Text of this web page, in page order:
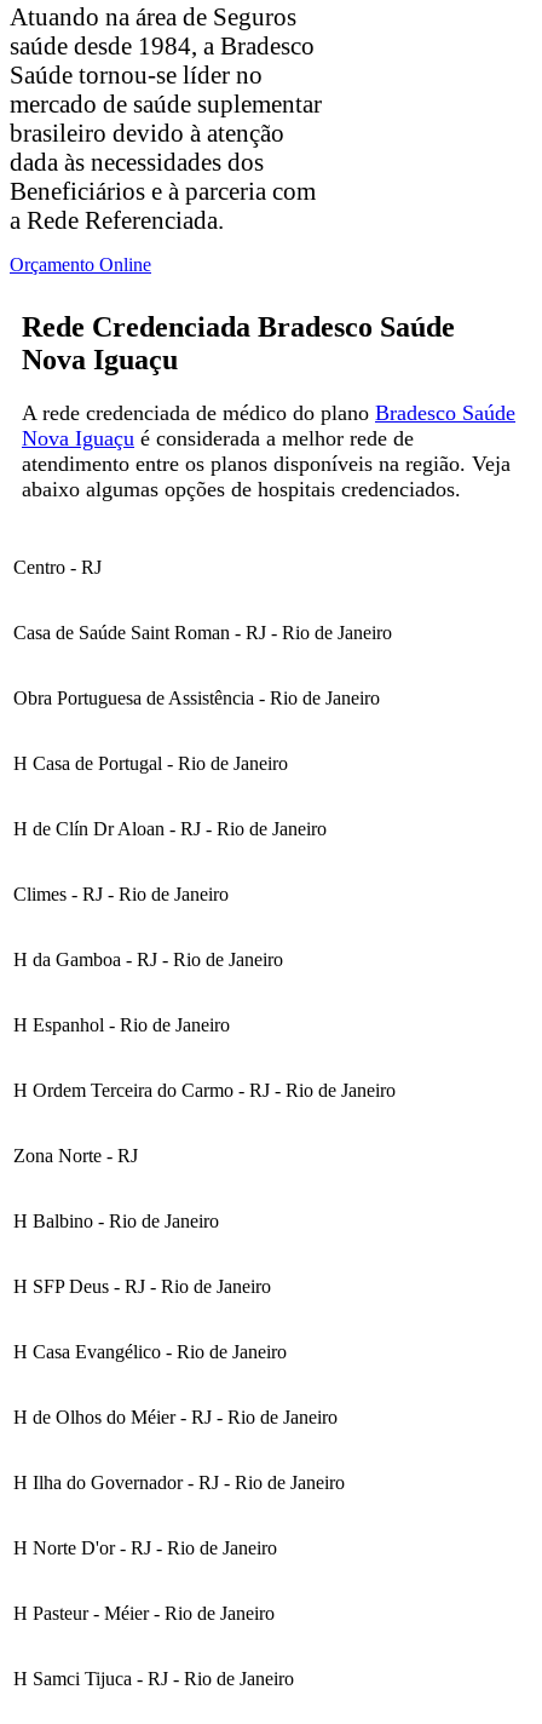
Atuando na área de Seguros
saúde desde 1984, a Bradesco
Saúde tornou-se líder no
mercado de saúde suplementar
brasileiro devido à atenção
dada às necessidades dos
Beneficiários e à parceria com
a Rede Referenciada.
Orçamento Online
Rede Credenciada Bradesco Saúde
Nova Iguaçu
A rede credenciada de médico do plano Bradesco Saúde
Nova Iguaçu é considerada a melhor rede de
atendimento entre os planos disponíveis na região. Veja
abaixo algumas opções de hospitais credenciados.
Centro - RJ
Casa de Saúde Saint Roman - RJ - Rio de Janeiro
Obra Portuguesa de Assistência - Rio de Janeiro
H Casa de Portugal - Rio de Janeiro
H de Clín Dr Aloan - RJ - Rio de Janeiro
Climes - RJ - Rio de Janeiro
H da Gamboa - RJ - Rio de Janeiro
H Espanhol - Rio de Janeiro
H Ordem Terceira do Carmo - RJ - Rio de Janeiro
Zona Norte - RJ
H Balbino - Rio de Janeiro
H SFP Deus - RJ - Rio de Janeiro
H Casa Evangélico - Rio de Janeiro
H de Olhos do Méier - RJ - Rio de Janeiro
H Ilha do Governador - RJ - Rio de Janeiro
H Norte D'or - RJ - Rio de Janeiro
H Pasteur - Méier - Rio de Janeiro
H Samci Tijuca - RJ - Rio de Janeiro